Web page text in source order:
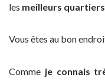
les meilleurs quartiers
Vous êtes au bon
Comme je connais